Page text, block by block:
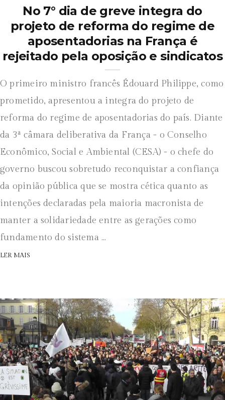
No 7° dia de greve integra do
projeto de reforma do regime de
aposentadorias na França é
rejeitado pela oposição e sindicatos
O primeiro ministro francês Édouard Philippe, como
prometido, apresentou a integra do projeto de
reforma do regime de aposentadorias do país. Diante
da 3ª câmara deliberativa da França - o Conselho
Econômico, Social e Ambiental (CESA) - o chefe do
governo buscou sobretudo reconquistar a confiança
da opinião pública que se mostra cética quanto as
intenções declaradas pela maioria macronista de
manter a solidariedade entre as gerações como
fundamento do sistema ...
LER MAIS